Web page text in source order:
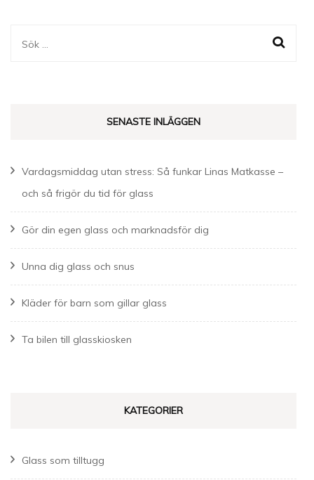
Sök
SENASTE INLÄGGEN
Vardagsmiddag utan stress: Så funkar Linas Matkasse –
och så frigör du tid för glass
Gör din egen glass och marknadsför dig
Unna dig glass och snus
Kläder för barn som gillar glass
Ta bilen till glasskiosken
KATEGORIER
Glass som tilltugg